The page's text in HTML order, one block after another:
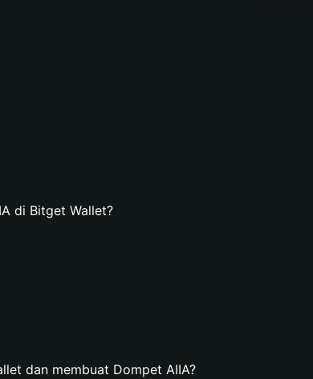
di Bitget Wallet?
dan membuat Dompet AIIA?